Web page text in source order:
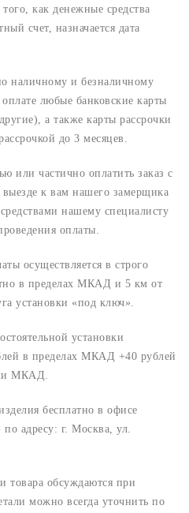
как денежные средства
счет, назначается дата
наличному и безналичному
любые банковские карты
а также карты рассрочки
до 3 месяцев.
или частично оплатить заказ с
к вам нашего замерщика
нашему специалисту
оплаты.
осуществляется в строго
в пределах МКАД и 5 км от
установки «под ключ».
установки
в пределах МКАД +40 рублей
МКАД.
бесплатно в офисе
по адресу: г. Москва, ул.
товара обсуждаются при
можно всегда уточнить по